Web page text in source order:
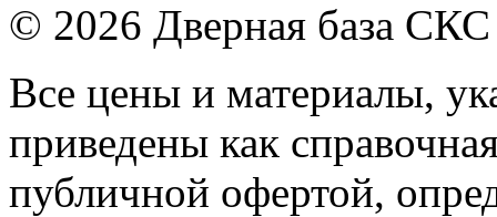
© 2026 Дверная база СКС
Все цены и материалы,
приведены как
публичной офертой,